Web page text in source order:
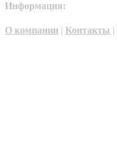
Информация:
О компании | Контакты |